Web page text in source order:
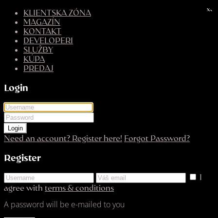
KLIENTSKA ZÓNA
MAGAZÍN
KONTAKT
DEVELOPERI
SLUŽBY
KÚPA
PREDAJ
Login
Login
Need an account? Register here! Forgot Password?
Register
I
agree with terms & conditions
A password will be e-mailed to you
x
x